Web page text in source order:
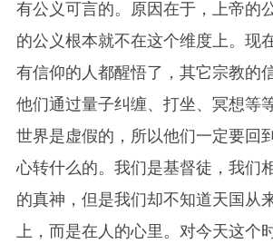
有公义可言的。原因在于，上帝的
的公义根本就不在这个维度上。现
有信仰的人都醒悟了，其它宗教的
他们通过量子纠缠、打坐、冥想等
世界是虚假的，所以他们一定要回
心转什么的。我们是基督徒，我们
的真神，但是我们却不知道天国从
上，而是在人的心里。对今天这个